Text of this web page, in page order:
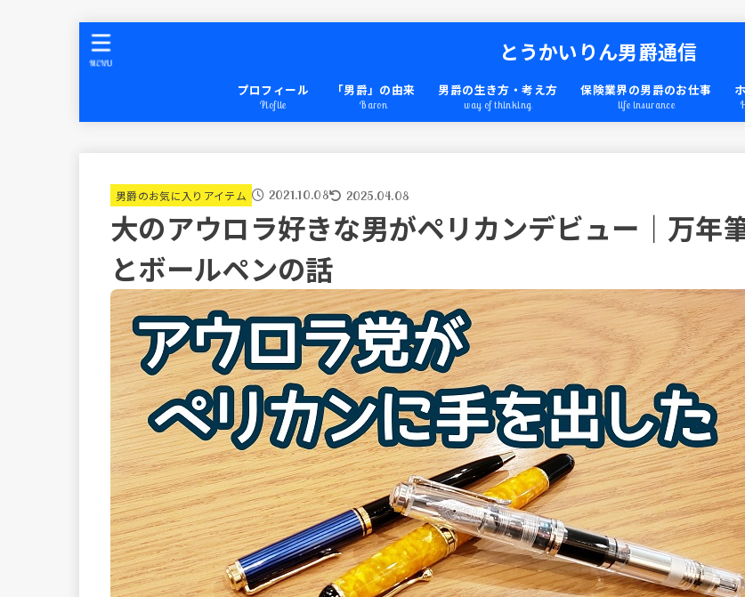
とうかいりん男爵通信
プロフィール
Plofile
「男爵」の由来
Baron
男爵の生き方・考え方
way of thinking
保険業界の男爵のお仕事
life insurance
MENU
男爵のお気に入りアイテム 2021.10.08 2025.04.08
大のアウロラ好きな男がペリカンデビュー｜万年
とボールペンの話